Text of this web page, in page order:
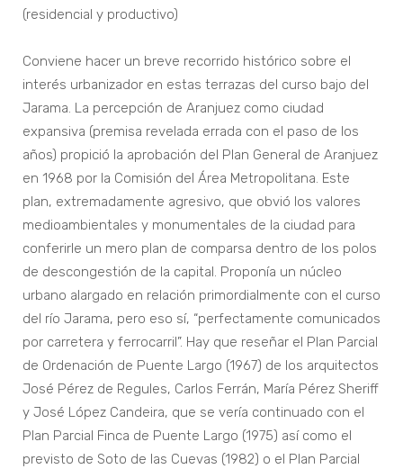
(residencial y productivo)
Conviene hacer un breve recorrido histórico sobre el
interés urbanizador en estas terrazas del curso bajo del
Jarama. La percepción de Aranjuez como ciudad
expansiva (premisa revelada errada con el paso de los
años) propició la aprobación del Plan General de Aranjuez
en 1968 por la Comisión del Área Metropolitana. Este
plan, extremadamente agresivo, que obvió los valores
medioambientales y monumentales de la ciudad para
conferirle un mero plan de comparsa dentro de los polos
de descongestión de la capital. Proponía un núcleo
urbano alargado en relación primordialmente con el curso
del río Jarama, pero eso sí, “perfectamente comunicados
por carretera y ferrocarril”. Hay que reseñar el Plan Parcial
de Ordenación de Puente Largo (1967) de los arquitectos
José Pérez de Regules, Carlos Ferrán, María Pérez Sheriff
y José López Candeira, que se vería continuado con el
Plan Parcial Finca de Puente Largo (1975) así como el
previsto de Soto de las Cuevas (1982) o el Plan Parcial